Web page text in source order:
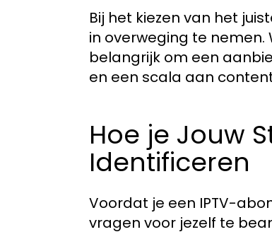
Bij het kiezen van het
in overweging te nemen.
belangrijk om een
en een scala aan
Hoe je Jouw
Identificeren
Voordat je een IPTV-
vragen voor jezelf te